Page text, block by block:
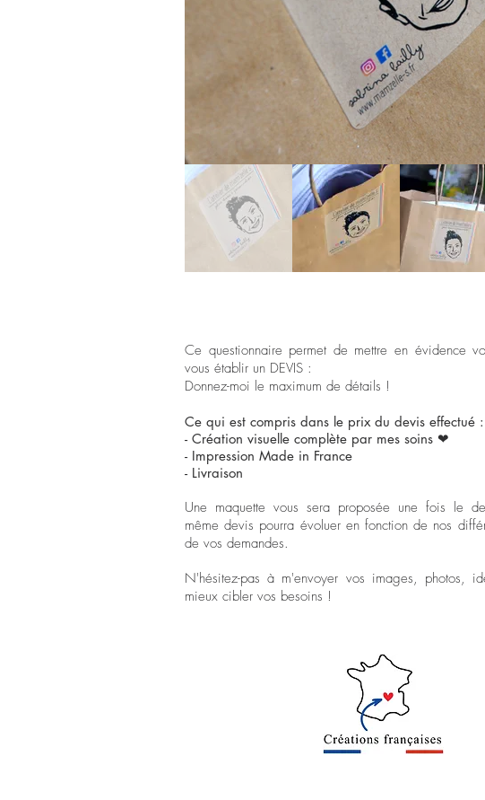
Ce questionnaire permet de mettre en évidence
vous établir un DEVIS :
Donnez-moi le maximum de détails !
Ce qui est compris dans le prix du devis effectué :
- Création visuelle complète par mes soins ❤
- Impression Made in France
- Livraison
Une maquette vous sera proposée une fois le
même devis pourra évoluer en fonction de nos
de vos demandes.
N'hésitez-pas à m'envoyer vos images, photos,
mieux cibler vos besoins !